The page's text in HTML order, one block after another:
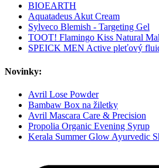
BIOEARTH
Aquatadeus Akut Cream
Sylveco Blemish - Targeting Gel
TOOT! Flamingo Kiss Natural
SPEICK MEN Active pleťový
Novinky:
Avril Lose Powder
Bambaw Box na žiletky
Avril Mascara Care & Precision
Propolia Organic Evening Syrup
Kerala Summer Glow Ayurvedic